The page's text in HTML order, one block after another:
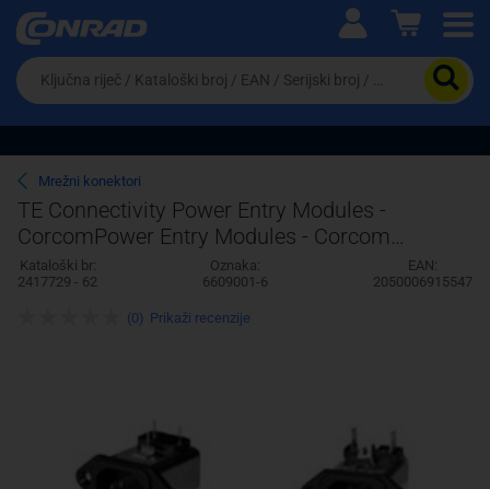
Ova postavka prilagođava asortiman proizvoda i
cijene vašim potrebama.
Pravno lice
Da
biste
potražili
proizvod,
unesite
ključnu
riječ,
kataloški
broj,
EAN
ili
Mrežni konektori
TE Connectivity Power Entry Modules -
CorcomPower Entry Modules - Corcom
6609001-6 AMP
Kataloški br:
2417729 - 62
Oznaka:
6609001-6
EAN:
2050006915547
(0) Prikaži recenzije